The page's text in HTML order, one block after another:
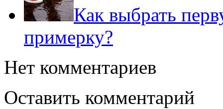
Как выбрать
примерку?
Нет комментариев
Оставить комментарий